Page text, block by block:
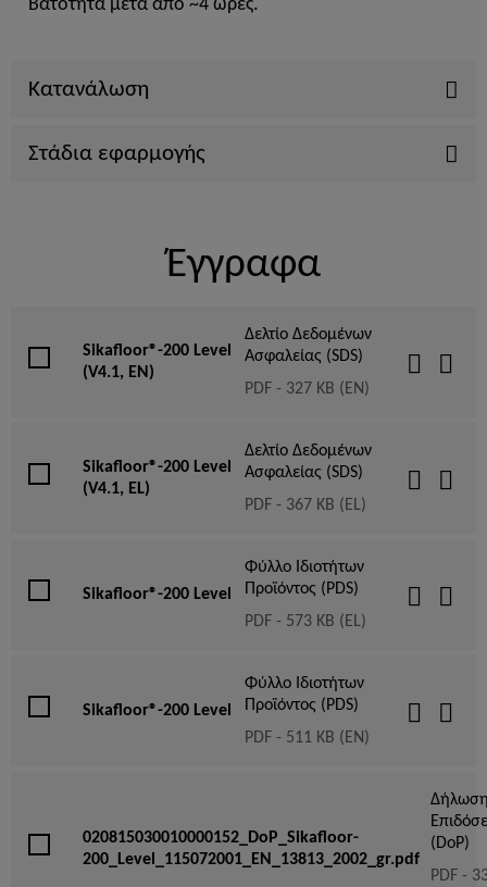
Βατότητα μετά από ~4 ώρες.
Κατανάλωση
Στάδια εφαρμογής
Έγγραφα
Sikafloor®-200 Level
(V4.1, EN)
Δελτίο Δεδομένων
Ασφαλείας (SDS)
PDF - 327 KB (EN)
Sikafloor®-200 Level
(V4.1, EL)
Δελτίο Δεδομένων
Ασφαλείας (SDS)
PDF - 367 KB (EL)
Sikafloor®-200 Level
Φύλλο Ιδιοτήτων
Προϊόντος (PDS)
PDF - 573 KB (EL)
Sikafloor®-200 Level
Φύλλο Ιδιοτήτων
Προϊόντος (PDS)
PDF - 511 KB (EN)
020815030010000152_DoP_Sikafloor-
200_Level_115072001_EN_13813_2002_gr.pdf
(DoP)
PDF -